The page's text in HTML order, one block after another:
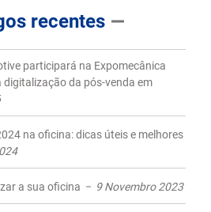
recentes
participará na Expomecânica
da pós-venda em
na oficina: dicas úteis e melhores
a sua oficina 9 Novembro 2023